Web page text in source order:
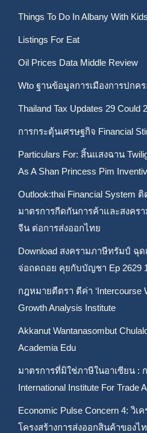
Things To Do In Albany With
Listings For Eat
Oil Prices Data Middle Review
Wto ฐานข้อมูลการเมืองการปกค
Thailand Tax Updates 29 Could
การกระตุ้นเศรษฐกิจ Financial
Particulars For: สิ้นแสงฉาน
As A Shan Princess Pim
Outlook:thai Financial System
มาตรการกีดกันการค้าและสงคร
จีน ต่อการส่งออกไทย
Download สงครามภาษีทรัมป์ ฉุ
จ่อถดถอย คุยกับบัญชา Ep 2629
กฎหมายตีตรา ตีค่า ‘Intercourse
Growth Analysis Institute
Akkanut Wantanasombut
Academia Edu
มาตรการที่มิใช่ภาษีในอาเซียน :
International Institute For Trade
Economic Pulse Concern 4: วิเ
โครงสร้างการส่งออกสินค้าของไ